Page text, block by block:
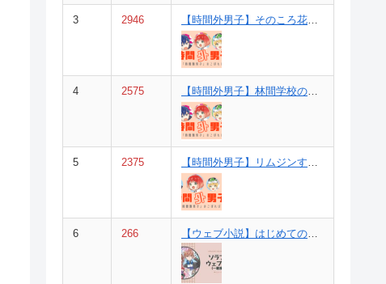
3 2946
4 2575
5 2375
6 266